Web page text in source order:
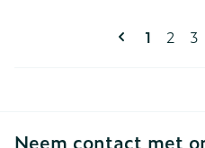
U lees
1 Pagina
2 3
Neem contact met